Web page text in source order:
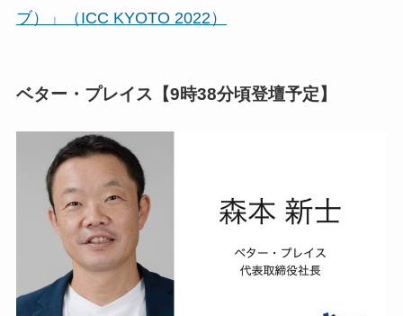
ブ）」（ICC KYOTO 2022）
ベター・プレイス【9時38分頃登壇予定】